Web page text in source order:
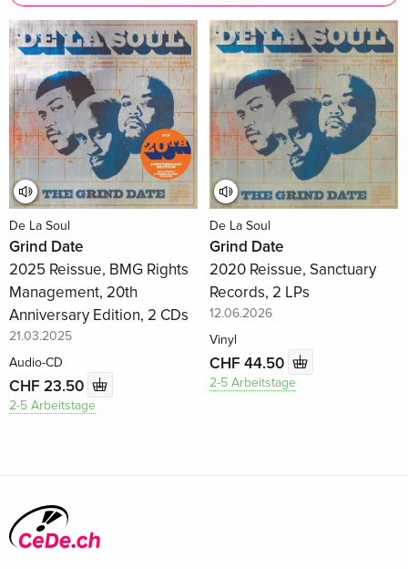
De La Soul
Grind Date
2025 Reissue, BMG Rights
Management, 20th
Anniversary Edition, 2 CDs
21.03.2025
Audio-CD
CHF 23.50
2-5 Arbeitstage
De La Soul
Grind Date
2020 Reissue, Sanctuary
Records, 2 LPs
12.06.2026
Vinyl
CHF 44.50
2-5 Arbeitstage